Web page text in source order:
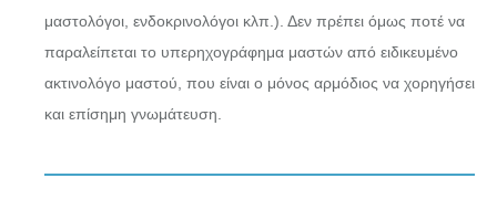
μαστολόγοι, ενδοκρινολόγοι κλπ.). Δεν πρέπει όμως ποτέ να
παραλείπεται το υπερηχογράφημα μαστών από ειδικευμένο
ακτινολόγο μαστού, που είναι ο μόνος αρμόδιος να χορηγήσει
και επίσημη γνωμάτευση.